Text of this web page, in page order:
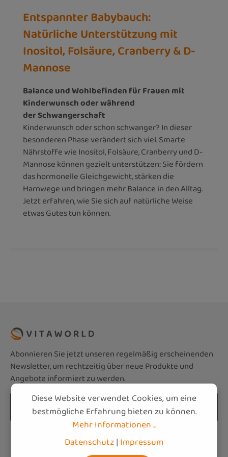
Entspannter Babybauch:
Natürliche Unterstützung mit
Inositol, Folsäure, Cranberry & D-
Mannose
Balance und Wohlbefinden für Frauen mit
Kinderwunsch oder während
derSchwangerschaft
Kinderwunsch oder schon schwanger? In dieser
besonderen Phase verändert sich viel. Smarte
Nährstoffe wie Inositol, Folsäure, Cranberry und D-
Mannose können gezielt unterstützen: Sie fördern
das hormonelle Gleichgewicht, stärken die
Harnwege und bringen mehr Balance in den Alltag.
Jetzt erfahren, wie Sie sich auf natürliche Weise
etwas Gutes tun können.
Abonnieren Sie jetzt unseren regelmäßig erscheinenden
Newsletter, um rechtzeitig über neue Produkte und
Angebote informiert zu werden.
E-Mail-Adresse*
Datenschutzbestimmungen
Die mit einem Stern (*) markierten Felder sind
Diese Website verwendet Cookies, um eine
bestmögliche Erfahrung bieten zu können.
Mehr Informationen ...
Datenschutz| Impressum